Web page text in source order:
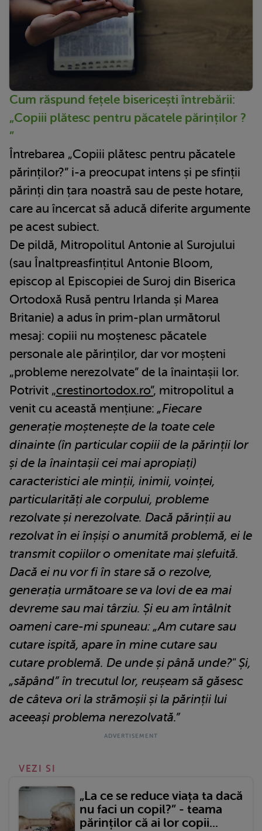
Cum răspund fețele bisericești întrebării:
„Copiii plătesc pentru păcatele părinților ?
”
Întrebarea „Copiii plătesc pentru păcatele
părinților?” i-a preocupat intens și pe sfinții
părinți din țara noastră sau de peste hotare,
care au încercat să aducă diferite argumente
pe acest subiect.
De pildă, Mitropolitul Antonie al Surojului
(sau Înaltpreasfințitul Antonie Bloom,
episcop al Episcopiei de Suroj din Biserica
Ortodoxă Rusă pentru Irlanda și Marea
Britanie) a adus în prim-plan următorul
mesaj: copiii nu moștenesc păcatele
personale ale părinților, dar vor moșteni
„probleme nerezolvate” de la înaintașii lor.
Potrivit „crestinortodox.ro”, mitropolitul a
venit cu această mențiune: „Fiecare
generație moștenește de la toate cele
dinainte (în particular copiii de la părinții lor
și de la înaintașii cei mai apropiați)
caracteristici ale minții, inimii, voinței,
particularități ale corpului, probleme
rezolvate și nerezolvate. Dacă părinții au
rezolvat în ei înșiși o anumită problemă, ei le
transmit copiilor o omenitate mai șlefuită.
Dacă ei nu vor fi în stare să o rezolve,
generația următoare se va lovi de ea mai
devreme sau mai târziu. Și eu am întâlnit
oameni care-mi spuneau: „Am cutare sau
cutare ispită, apare în mine cutare sau
cutare problemă. De unde și până unde?" Și,
„săpând” în trecutul lor, reușeam să găsesc
de câteva ori la strămoșii și la părinții lui
aceeași problema nerezolvată.”
VEZI SI
„La ce se reduce viața ta dacă
nu faci un copil?” - teama
părinților că ai lor copii...